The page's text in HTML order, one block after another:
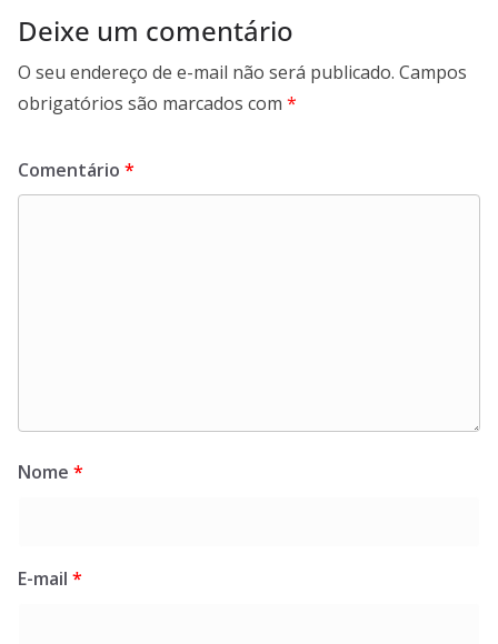
Deixe um comentário
O seu endereço de e-mail não será publicado. Campos
obrigatórios são marcados com *
Comentário *
Nome *
E-mail *